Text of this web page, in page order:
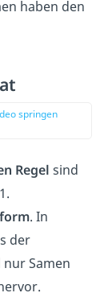
haben den
springen
Regel sind
. In
der
nur Samen